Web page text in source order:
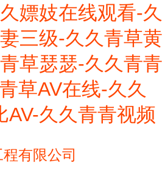
嫖妓在线观看-久
三级-久久青草黄
草瑟瑟-久久青青
草AV在线-久久
AV-久久青青视频
有限公司